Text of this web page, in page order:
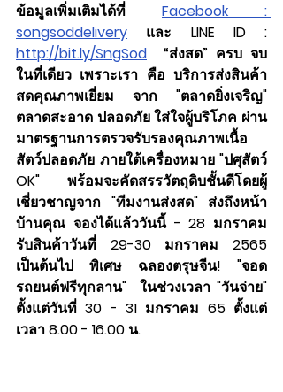
ข้อมูลเพิ่มเติมได้ที่ Facebook :
songsoddelivery
http://bit.ly/SngSod
  “ส่งสด” ครบ จบ
ในที่เดียว เพราะเรา คือ บริการส่งสินค้า
สดคุณภาพเยี่ยม จาก "ตลาดยิ่งเจริญ"
ตลาดสะอาด ปลอดภัย ใส่ใจผู้บริโภค ผ่าน
มาตรฐานการตรวจรับรองคุณภาพเนื้อ
สัตว์ปลอดภัย ภายใต้เครื่องหมาย "ปศุสัตว์
OK" พร้อมจะคัดสรรวัตถุดิบชั้นดีโดยผู้
เชี่ยวชาญจาก "ทีมงานส่งสด" ส่งถึงหน้า
บ้านคุณ จองได้แล้ววันนี้ - 28 มกราคม
รับสินค้าวันที่ 29-30 มกราคม 2565
เป็นต้นไป พิเศษ ฉลองตรุษจีน! "จอด
รถยนต์ฟรีทุกลาน"  ในช่วงเวลา "วันจ่าย"
ตั้งแต่วันที่ 30 - 31 มกราคม 65 ตั้งแต่
เวลา 8.00 - 16.00 น.